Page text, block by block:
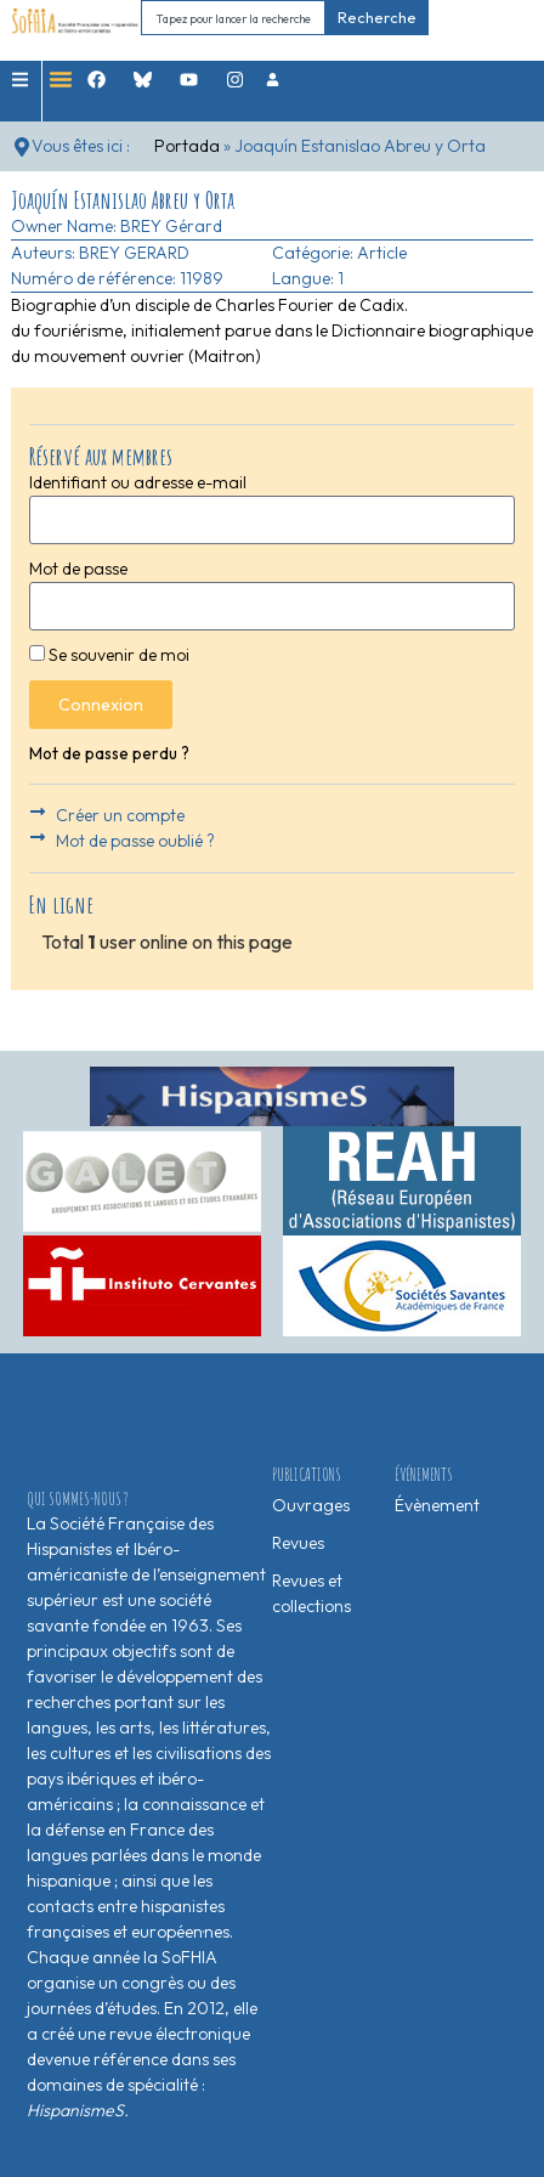
Recherche
Vous êtes ici : Portada » Joaquín Estanislao Abreu y Orta
Réservé aux membres
Identifiant ou adresse e-mail
Mot de passe
Se souvenir de moi
Connexion
Mot de passe perdu ?
Créer un compte
Mot de passe oublié ?
En ligne
Total 1 user online on this page
Joaquín Estanislao Abreu y Orta
Owner Name: BREY Gérard
Auteurs: BREY GERARD
Numéro de référence: 11989
Catégorie: Article
Langue: 1
Biographie d’un disciple de Charles Fourier de Cadix.
du fouriérisme, initialement parue dans le Dictionnaire biographique
du mouvement ouvrier (Maitron)
ÉVÉNEMENTS
Évènement
PUBLICATIONS
Ouvrages
Revues
Revues et
collections
QUI SOMMES-NOUS ?
La Société Française des
Hispanistes et Ibéro-
américaniste de l’enseignement
supérieur est une société
savante fondée en 1963. Ses
principaux objectifs sont de
favoriser le développement des
recherches portant sur les
langues, les arts, les littératures,
les cultures et les civilisations des
pays ibériques et ibéro-
américains ; la connaissance et
la défense en France des
langues parlées dans le monde
hispanique ; ainsi que les
contacts entre hispanistes
français·es et européen·nes.
Chaque année la SoFHIA
organise un congrès ou des
journées d’études. En 2012, elle
a créé une revue électronique
devenue référence dans ses
domaines de spécialité :
HispanismeS.